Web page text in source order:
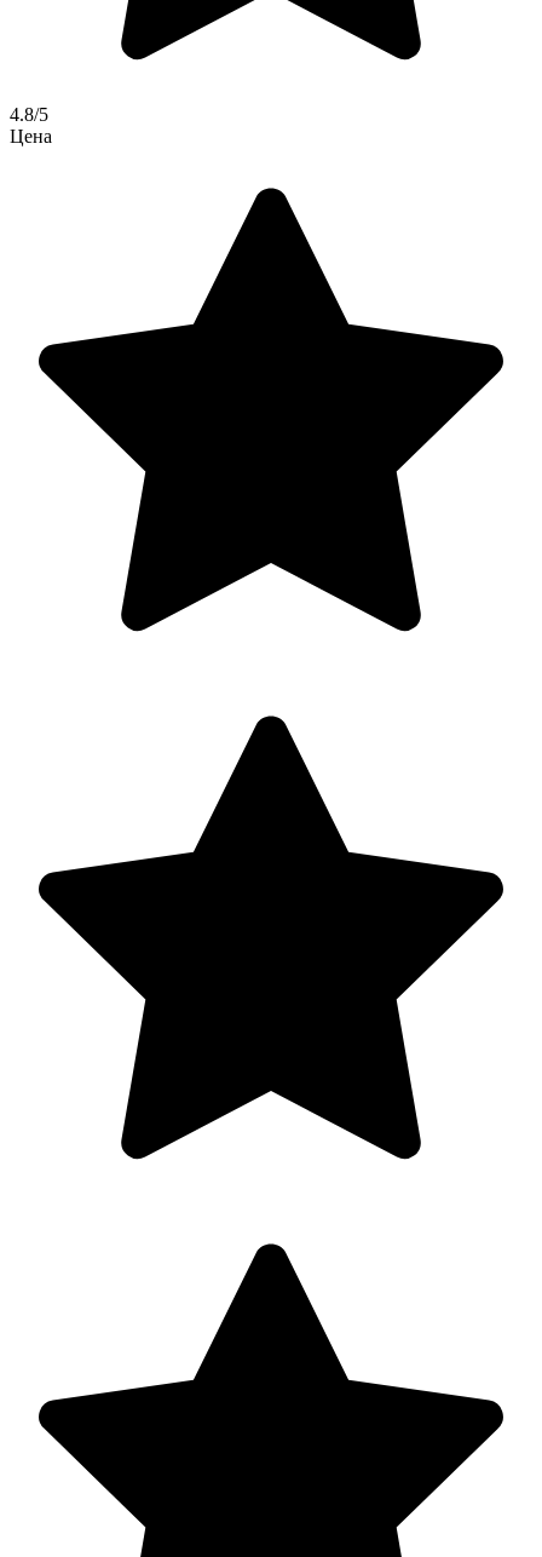
4.8/5
Цена